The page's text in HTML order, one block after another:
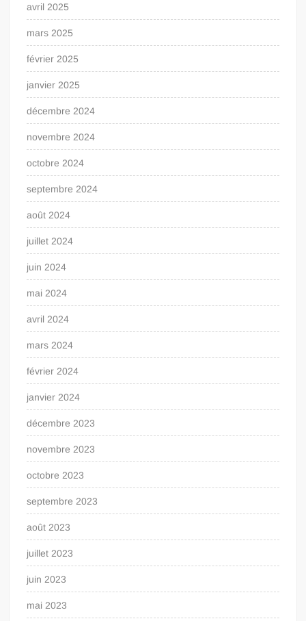
avril 2025
mars 2025
février 2025
janvier 2025
décembre 2024
novembre 2024
octobre 2024
septembre 2024
août 2024
juillet 2024
juin 2024
mai 2024
avril 2024
mars 2024
février 2024
janvier 2024
décembre 2023
novembre 2023
octobre 2023
septembre 2023
août 2023
juillet 2023
juin 2023
mai 2023